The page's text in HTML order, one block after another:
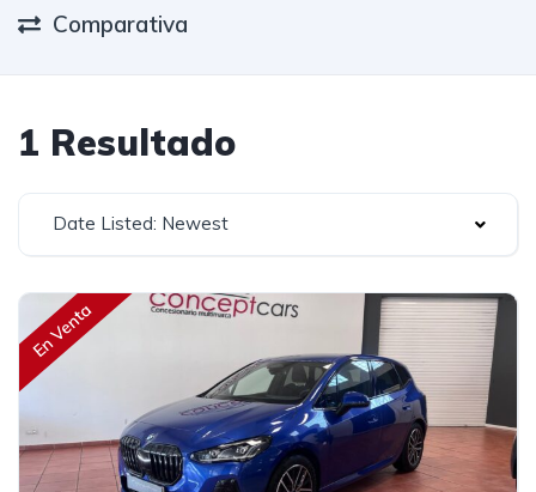
Comparativa
1 Resultado
Date Listed: Newest
En Venta